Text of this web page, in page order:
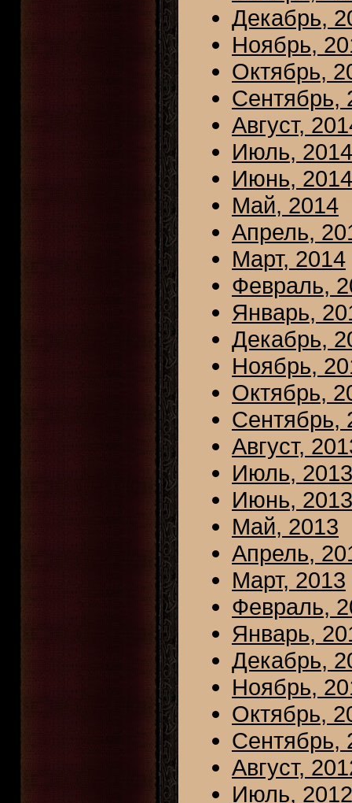
Декабрь,
Ноябрь,
Октябрь,
Сентябрь,
Август,
Июль, 2014
Июнь, 2014
Май, 2014
Апрель,
Март, 2014
Февраль,
Январь,
Декабрь,
Ноябрь,
Октябрь,
Сентябрь,
Август,
Июль, 2013
Июнь, 2013
Май, 2013
Апрель,
Март, 2013
Февраль,
Январь,
Декабрь,
Ноябрь,
Октябрь,
Сентябрь,
Август,
Июль, 2012